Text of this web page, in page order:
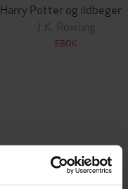
Harry Potter og
J.K. Rowling
EBOK